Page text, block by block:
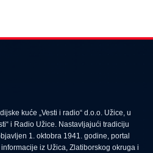
kuće „Vesti i radio“ d.o.o. Užice, u
i Radio Užice. Nastavljajući tradiciju
1. oktobra 1941. godine, portal
iz Užica, Zlatiborskog okruga i